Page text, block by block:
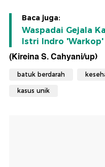
Baca juga:
Waspadai Gejala
Istri Indro 'Warkop'
(Kireina S. Cahyani/up)
batuk berdarah
kasus unik